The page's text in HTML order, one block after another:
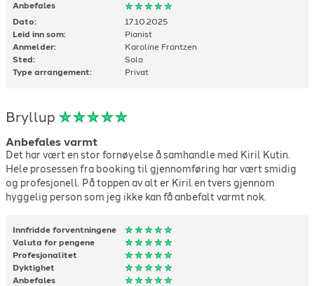
Anbefales
Dato:
17.10.2025
Leid inn som:
Pianist
Anmelder:
Karoline Frantzen
Sted:
Sola
Type arrangement:
Privat
Bryllup
Anbefales varmt
Det har vært en stor fornøyelse å samhandle med Kiril Kutin.
Hele prosessen fra booking til gjennomføring har vært smidig
og profesjonell. På toppen av alt er Kiril en tvers gjennom
hyggelig person som jeg ikke kan få anbefalt varmt nok.
Innfridde forventningene
Valuta for pengene
Profesjonalitet
Dyktighet
Anbefales